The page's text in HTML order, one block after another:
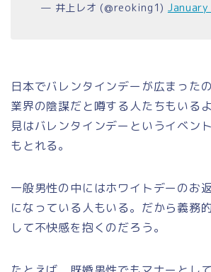
— 井上レオ (@reoking1)
日本でバレンタインデーが広まった
業界の陰謀だと噂する人たちもいる
見はバレンタインデーというイベン
もとれる。
一般男性の中にはホワイトデーのお
になっている人もいる。だから義務
して不快感を抱くのだろう。